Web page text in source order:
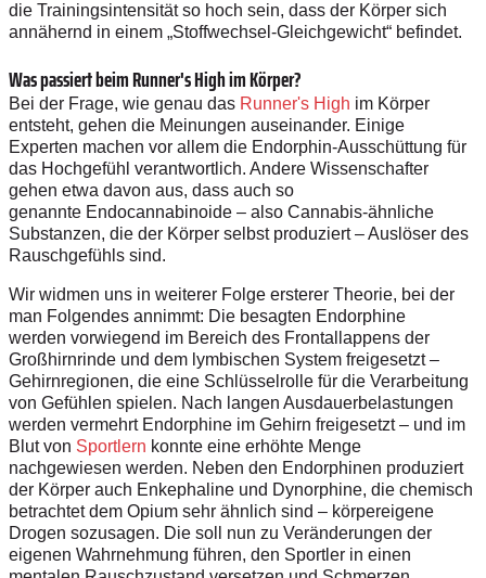
die Trainingsintensität so hoch sein, dass der Körper sich
annähernd in einem „Stoffwechsel-Gleichgewicht“ befindet.
Was passiert beim Runner's High im Körper?
Bei der Frage, wie genau das Runner's High im Körper
entsteht, gehen die Meinungen auseinander. Einige
Experten machen vor allem die Endorphin-Ausschüttung für
das Hochgefühl verantwortlich. Andere Wissenschafter
gehen etwa davon aus, dass auch so
genannte Endocannabinoide – also Cannabis-ähnliche
Substanzen, die der Körper selbst produziert – Auslöser des
Rauschgefühls sind.
Wir widmen uns in weiterer Folge ersterer Theorie, bei der
man Folgendes annimmt: Die besagten Endorphine
werden vorwiegend im Bereich des Frontallappens der
Großhirnrinde und dem lymbischen System freigesetzt –
Gehirnregionen, die eine Schlüsselrolle für die Verarbeitung
von Gefühlen spielen. Nach l angen Ausdauerbelastungen
werden vermehrt Endorphine im Gehirn freigesetzt – und im
Blut von Sportlern konnte eine erhöhte Menge
nachgewiesen werden. Neben den Endorphinen produziert
der Körper auch Enkephaline und Dynorphine, die chemisch
betrachtet dem Opium sehr ähnlich sind – körpereigene
Drogen sozusagen. Die soll nun zu Veränderungen der
eigenen Wahrnehmung führen, den Sportler in einen